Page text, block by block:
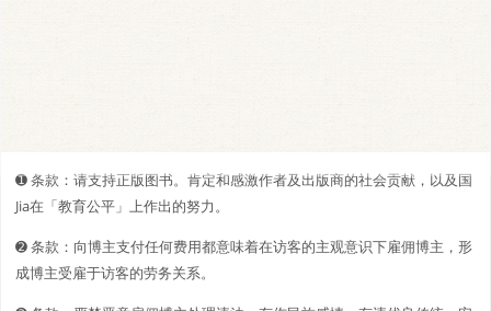
➊️ 条款：请支持正版图书。肯定和感激作者及出版商的社会贡献，以及国
Jia在「教育公平」上作出的努力。
➋️️ 条款：向博主支付任何费用都意味着在访客的主观意识下雇佣博主，形
成博主受雇于访客的劳务关系。